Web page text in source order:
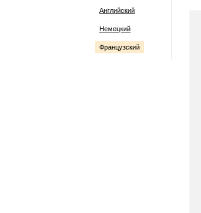
Английский
Немецкий
Французский